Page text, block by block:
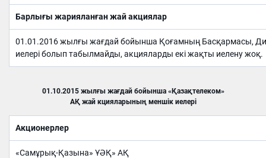
Барлығы жарияланған жай акциялар
01.01.2016 жылғы жағдай бойынша Қоғамның Басқармасы,
иелері болып табылмайды, акцияларды екі жақты иелену жоқ.
01.10.2015 жылғы жағдай бойынша «Қазақтелеком»
АҚ жай кцияларының меншік иелері
Акционерлер
«Самұрық-Қазына» ҰӘҚ» АҚ